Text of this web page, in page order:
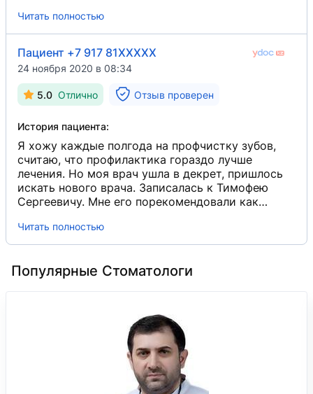
лечения. А то когда молча - не очень комфортно,
особенно у стоматолога. А уже после лечения
сделали профчистку. Объяснил, что ее нужно
делать постоянно, чтобы зубы дольше были
здоровыми, и для десен это очень полезно. Что-
то вроде профилактики. И кстати, врач похвалил
мои зубы, что в хорошем состоянии.
Читать полностью
Пациент +7 917 81XXXXX
24 ноября 2020 в 08:34
5.0 Отлично Отзыв проверен
История пациента:
Я хожу каждые полгода на профчистку зубов,
считаю, что профилактика гораздо лучше
лечения. Но моя врач ушла в декрет, пришлось
искать нового врача. Записалась к Тимофею
Сергеевичу. Мне его порекомендовали как
я теперь буду ходить постоянно. Чистку делает
очень аккуратно, вода не брызгает вокруг.
процедуры, дал мне советы по выбору новой
Читать полностью
Популярные Стоматологи